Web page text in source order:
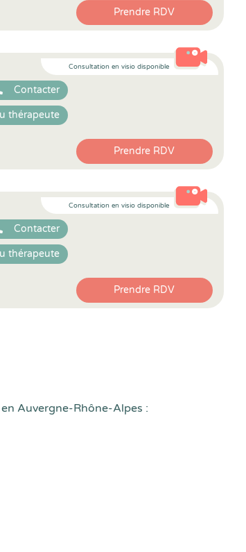
Prendre RDV
Consultation en visio disponible
Contacter
thérapeute
Prendre RDV
Consultation en visio disponible
Contacter
thérapeute
Prendre RDV
Auvergne-Rhône-Alpes :